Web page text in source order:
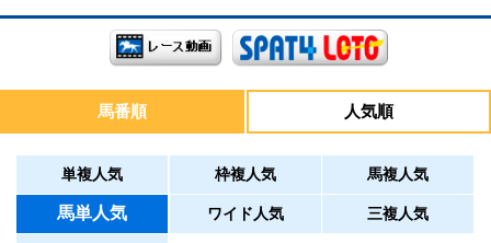
馬番順 人気順
単複人気 枠複人気 馬複人気
馬単人気 ワイド人気 三複人気